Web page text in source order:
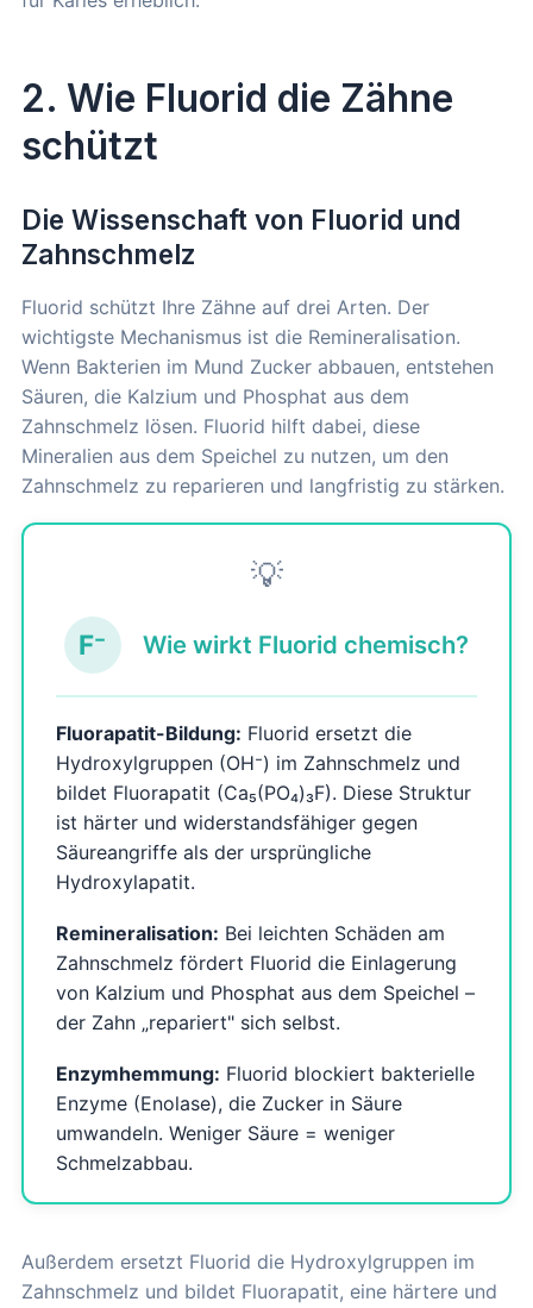
2. Wie Fluorid die Zähne
schützt
Die Wissenschaft von Fluorid und
Zahnschmelz
Fluorid schützt Ihre Zähne auf drei Arten. Der
wichtigste Mechanismus ist die Remineralisation.
Wenn Bakterien im Mund Zucker abbauen, entstehen
Säuren, die Kalzium und Phosphat aus dem
Zahnschmelz lösen. Fluorid hilft dabei, diese
Mineralien aus dem Speichel zu nutzen, um den
Zahnschmelz zu reparieren und langfristig zu stärken.
💡
F⁻ Wie wirkt Fluorid chemisch?
Fluorapatit-Bildung: Fluorid ersetzt die
Hydroxylgruppen (OH⁻) im Zahnschmelz und
bildet Fluorapatit (Ca₅(PO₄)₃F). Diese Struktur
ist härter und widerstandsfähiger gegen
Säureangriffe als der ursprüngliche
Hydroxylapatit.
Remineralisation: Bei leichten Schäden am
Zahnschmelz fördert Fluorid die Einlagerung
von Kalzium und Phosphat aus dem Speichel –
der Zahn „repariert" sich selbst.
Enzymhemmung: Fluorid blockiert bakterielle
Enzyme (Enolase), die Zucker in Säure
umwandeln. Weniger Säure = weniger
Schmelzabbau.
Außerdem ersetzt Fluorid die Hydroxylgruppen im
Zahnschmelz und bildet Fluorapatit, eine härtere und